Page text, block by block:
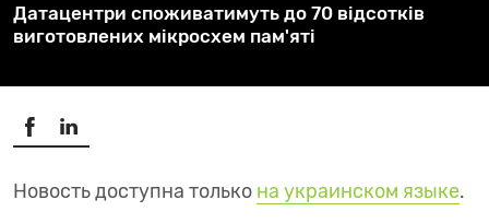
Датацентри споживатимуть до 70 відсотків
виготовлених мікросхем пам'яті
Новость доступна только на украинском языке.